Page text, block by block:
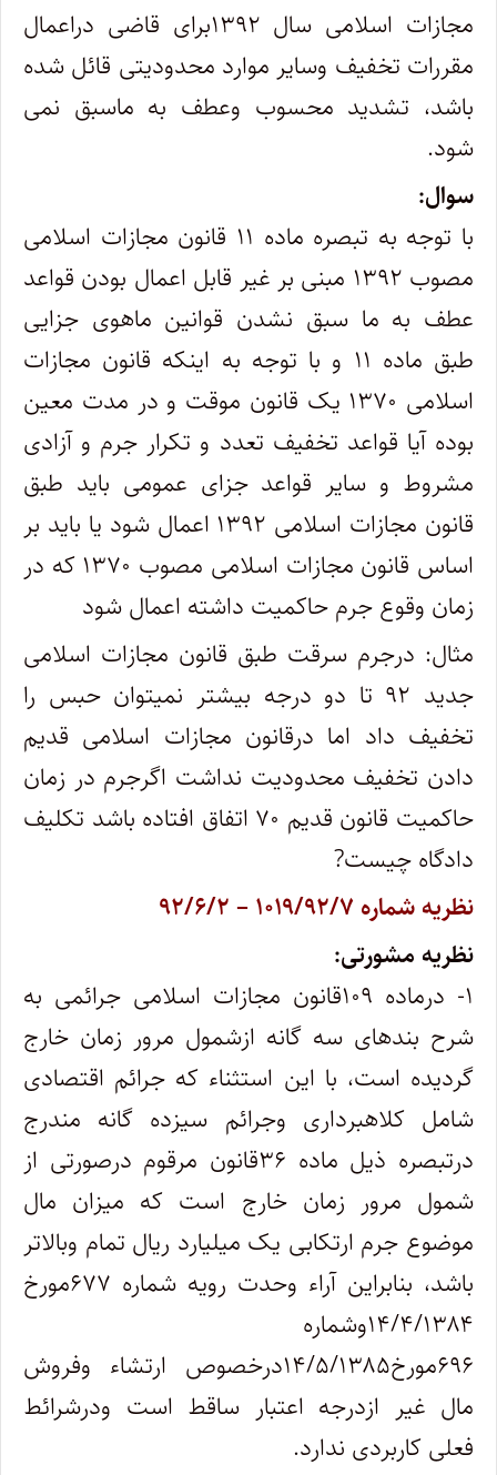
مجازات اسلامی سال ۱۳۹۲برای قاضی دراعمال
مقررات تخفیف وسایر موارد محدودیتی قائل شده
باشد، تشدید محسوب وعطف به ماسبق نمی
شود.
سوال:
با توجه به تبصره ماده ۱۱ قانون مجازات اسلامی
مصوب ۱۳۹۲ مبنی بر غیر قابل اعمال بودن قواعد
عطف به ما سبق نشدن قوانین ماهوی جزایی
طبق ماده ۱۱ و با توجه به اینکه قانون مجازات
اسلامی ۱۳۷۰ یک قانون موقت و در مدت معین
بوده آیا قواعد تخفیف تعدد و تکرار جرم و آزادی
مشروط و سایر قواعد جزای عمومی باید طبق
قانون مجازات اسلامی ۱۳۹۲ اعمال شود یا باید بر
اساس قانون مجازات اسلامی مصوب ۱۳۷۰ که در
زمان وقوع جرم حاکمیت داشته اعمال شود
مثال: درجرم سرقت طبق قانون مجازات اسلامی
جدید ۹۲ تا دو درجه بیشتر نمیتوان حبس را
تخفیف داد اما درقانون مجازات اسلامی قدیم
دادن تخفیف محدودیت نداشت اگرجرم در زمان
حاکمیت قانون قدیم ۷۰ اتفاق افتاده باشد تکلیف
دادگاه چیست?
نظریه شماره ۱۰۱۹/۹۲/۷ – ۹۲/۶/۲
نظریه مشورتی:
۱- درماده ۱۰۹قانون مجازات اسلامی جرائمی به
شرح بندهای سه گانه ازشمول مرور زمان خارج
گردیده است،‌ با این استثناء که جرائم اقتصادی
شامل کلاهبرداری وجرائم سیزده گانه مندرج
درتبصره ذیل ماده ۳۶قانون مرقوم درصورتی از
شمول مرور زمان خارج است که میزان مال
موضوع جرم ارتکابی یک میلیارد ریال تمام وبالاتر
باشد، بنابراین آراء وحدت رویه شماره ۶۷۷مورخ
۱۴/۴/۱۳۸۴وشماره
۶۹۶مورخ۱۴/۵/۱۳۸۵درخصوص ارتشاء وفروش
مال غیر ازدرجه اعتبار ساقط است ودرشرائط
فعلی کاربردی ندارد.